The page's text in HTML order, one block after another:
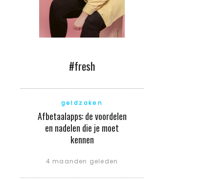
#fresh
geldzaken
Afbetaalapps: de voordelen
en nadelen die je moet
kennen
4 maanden geleden